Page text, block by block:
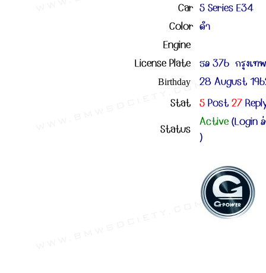
Car 5 Series E34
Color ดำ
Engine
License Plate
ธล 376 กรุงเท
Birthday
28 August
Stat
5 Post 27
Status
Active (Login
)